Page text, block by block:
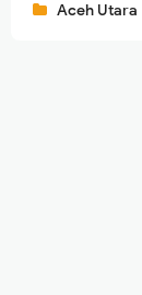
Aceh Utara